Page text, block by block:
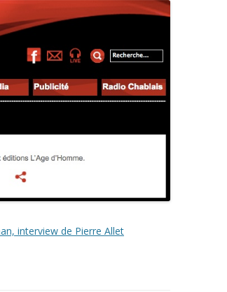
interview de Pierre Allet